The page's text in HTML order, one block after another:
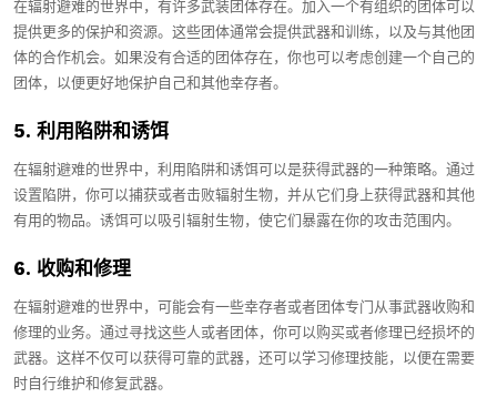
在辐射避难的世界中，有许多武装团体存在。加入一个有组织的团体可以
提供更多的保护和资源。这些团体通常会提供武器和训练，以及与其他团
体的合作机会。如果没有合适的团体存在，你也可以考虑创建一个自己的
团体，以便更好地保护自己和其他幸存者。
5. 利用陷阱和诱饵
在辐射避难的世界中，利用陷阱和诱饵可以是获得武器的一种策略。通过
设置陷阱，你可以捕获或者击败辐射生物，并从它们身上获得武器和其他
有用的物品。诱饵可以吸引辐射生物，使它们暴露在你的攻击范围内。
6. 收购和修理
在辐射避难的世界中，可能会有一些幸存者或者团体专门从事武器收购和
修理的业务。通过寻找这些人或者团体，你可以购买或者修理已经损坏的
武器。这样不仅可以获得可靠的武器，还可以学习修理技能，以便在需要
时自行维护和修复武器。